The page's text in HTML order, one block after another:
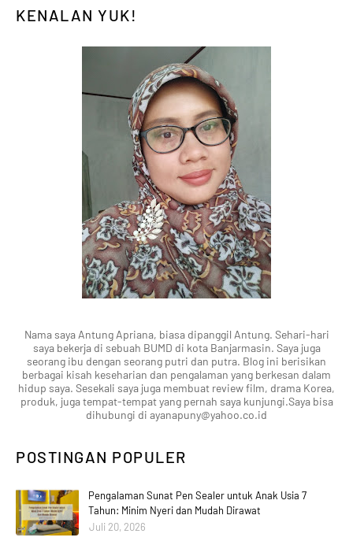
KENALAN YUK!
Nama saya Antung Apriana, biasa dipanggil Antung. Sehari-hari
saya bekerja di sebuah BUMD di kota Banjarmasin. Saya juga
seorang ibu dengan seorang putri dan putra. Blog ini berisikan
berbagai kisah keseharian dan pengalaman yang berkesan dalam
hidup saya. Sesekali saya juga membuat review film, drama Korea,
produk, juga tempat-tempat yang pernah saya kunjungi.Saya bisa
dihubungi di ayanapuny@yahoo.co.id
POSTINGAN POPULER
Pengalaman Sunat Pen Sealer untuk Anak Usia 7
Tahun: Minim Nyeri dan Mudah Dirawat
Juli 20, 2026